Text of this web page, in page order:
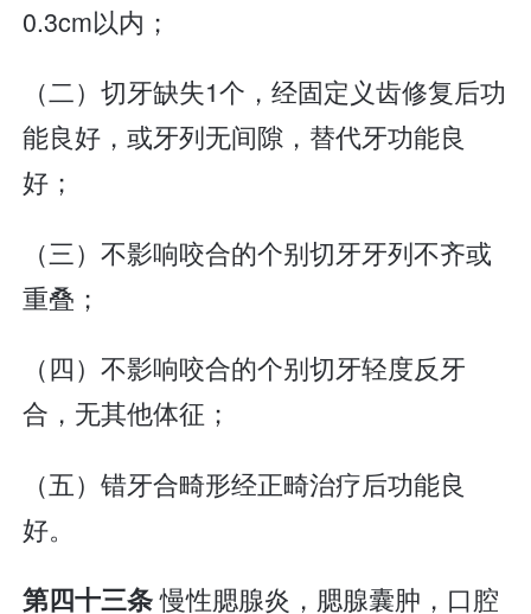
0.3cm以内；
（二）切牙缺失1个，经固定义齿修复后功
能良好，或牙列无间隙，替代牙功能良
好；
（三）不影响咬合的个别切牙牙列不齐或
重叠；
（四）不影响咬合的个别切牙轻度反牙
合，无其他体征；
（五）错牙合畸形经正畸治疗后功能良
好。
第四十三条慢性腮腺炎，腮腺囊肿，口腔